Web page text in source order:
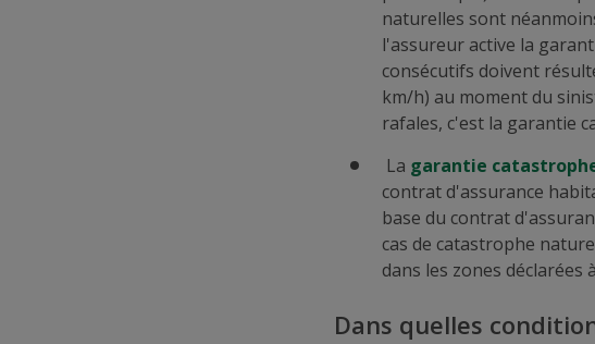
naturelles sont
l'assureur active la
consécutifs doivent
km/h) au moment du
rafales, c'est la garantie
La garantie
contrat d'assurance
base du contrat
cas de catastrophe
dans les zones
Dans quelles